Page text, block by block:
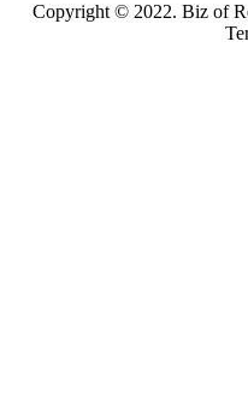
Copyright © 2022. Biz of